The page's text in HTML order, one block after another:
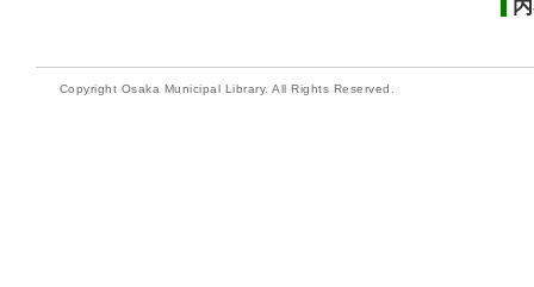
Copyright Osaka Municipal Library. All Rights Reserved.